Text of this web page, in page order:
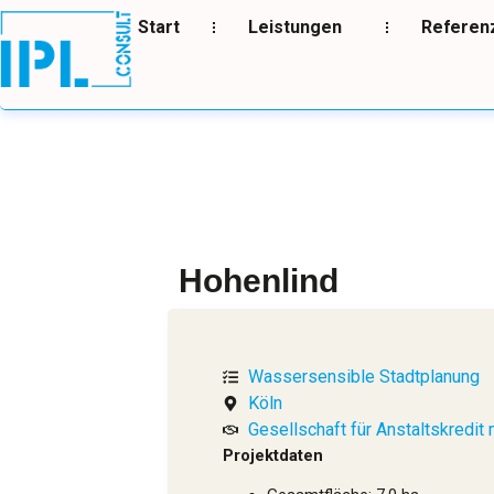
Start Leistungen
Hohenlind
Wassersensible Stadtplanung
Köln
Gesellschaft für Anstaltskredit
Projektdaten